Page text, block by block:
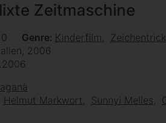
Zeitmaschine
0 Genre Kinderfilm
Zeichentrick
2006
Helmut Markwort Sunnyi Melles